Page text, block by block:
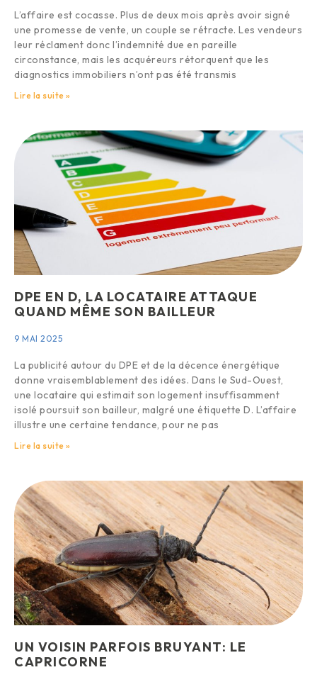
L’affaire est cocasse. Plus de deux mois après avoir signé
une promesse de vente, un couple se rétracte. Les vendeurs
leur réclament donc l’indemnité due en pareille
circonstance, mais les acquéreurs rétorquent que les
diagnostics immobiliers n’ont pas été transmis
Lire la suite »
DPE EN D, LA LOCATAIRE ATTAQUE
QUAND MÊME SON BAILLEUR
9 MAI 2025
La publicité autour du DPE et de la décence énergétique
donne vraisemblablement des idées. Dans le Sud-Ouest,
une locataire qui estimait son logement insuffisamment
isolé poursuit son bailleur, malgré une étiquette D. L’affaire
illustre une certaine tendance, pour ne pas
Lire la suite »
UN VOISIN PARFOIS BRUYANT: LE
CAPRICORNE